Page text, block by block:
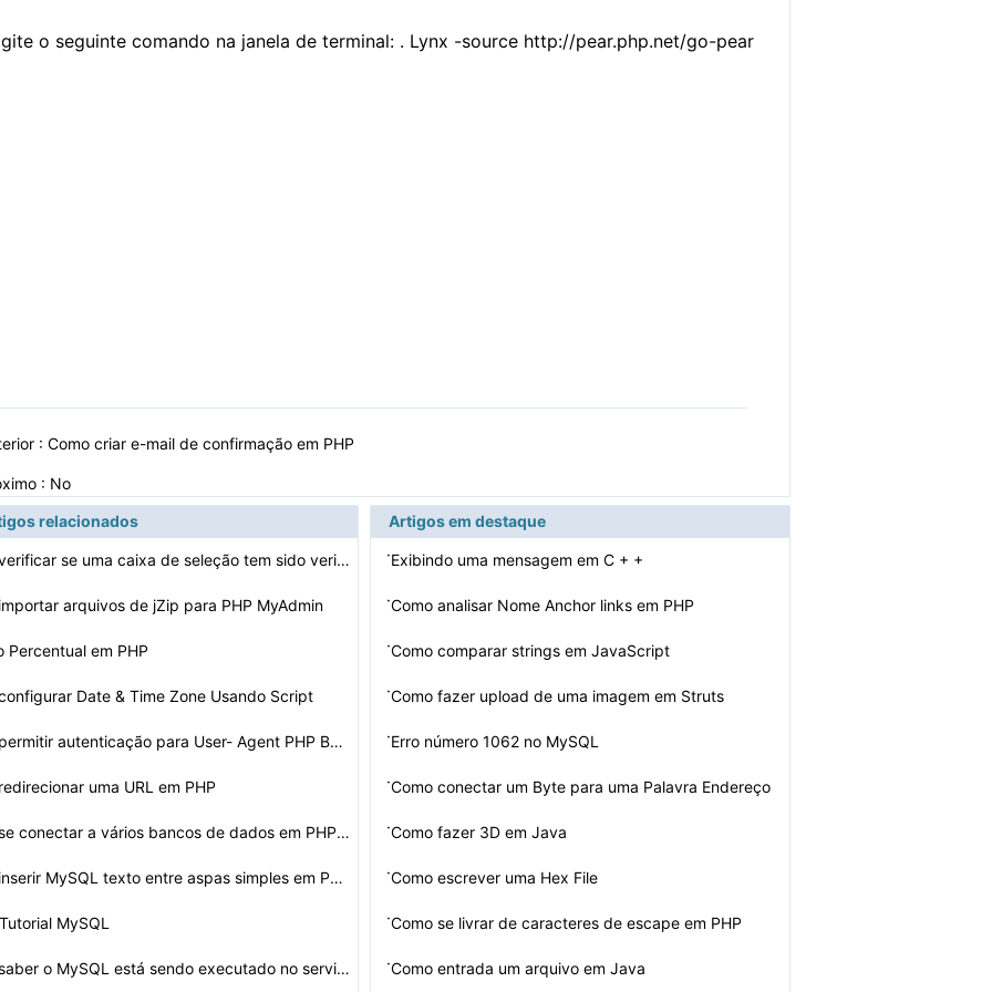
o seguinte comando na janela de terminal: . Lynx -source http://pear.php.net/go-pear
: Como criar e-mail de confirmação em PHP
: No
relacionados
Como verificar se uma caixa de seleção tem sido verif…
arquivos de jZip para PHP MyAdmin
Percentual em PHP
Date & Time Zone Usando Script
Como permitir autenticação para User- Agent PHP Bots
uma URL em PHP
Como se conectar a vários bancos de dados em PHP e MyS…
Como inserir MySQL texto entre aspas simples em PHP
MySQL
Como saber o MySQL está sendo executado no servidor
Artigos em destaque
·Exibindo uma mensagem em C + +
·Como analisar Nome Anchor links em PHP
·Como comparar strings em JavaScript
·Como fazer upload de uma imagem em Struts
·Erro número 1062 no MySQL
·Como conectar um Byte para uma Palavra Endereço
·Como fazer 3D em Java
·Como escrever uma Hex File
·Como se livrar de caracteres de escape em PHP
·Como entrada um arquivo em Java